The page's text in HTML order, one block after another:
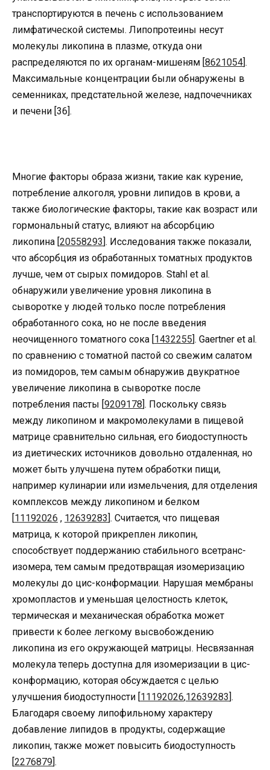
транспортируются в печень с использованием
лимфатической системы. Липопротеины несут
молекулы ликопина в плазме, откуда они
распределяются по их органам-мишеням [ 8621054 ].
Максимальные концентрации были обнаружены в
семенниках, предстательной железе, надпочечниках
и печени [36].
Многие факторы образа жизни, такие как курение,
потребление алкоголя, уровни липидов в крови, а
также биологические факторы, такие как возраст или
гормональный статус, влияют на абсорбцию
ликопина [20558293]. Исследования также показали,
что абсорбция из обработанных томатных продуктов
лучше, чем от сырых помидоров. Stahl et al.
обнаружили увеличение уровня ликопина в
сыворотке у людей только после потребления
обработанного сока, но не после введения
неочищенного томатного сока [1432255]. Gaertner et al.
по сравнению с томатной пастой со свежим салатом
из помидоров, тем самым обнаружив двукратное
увеличение ликопина в сыворотке после
потребления пасты [9209178]. Поскольку связь
между ликопином и макромолекулами в пищевой
матрице сравнительно сильная, его биодоступность
из диетических источников довольно отдаленная, но
может быть улучшена путем обработки пищи,
например кулинарии или измельчения, для отделения
комплексов между ликопином и белком
[11192026 , 12639283]. Считается, что пищевая
матрица, к которой прикреплен ликопин,
способствует поддержанию стабильного всетранс-
изомера, тем самым предотвращая изомеризацию
молекулы до цис-конформации. Нарушая мембраны
хромопластов и уменьшая целостность клеток,
термическая и механическая обработка может
привести к более легкому высвобождению
ликопина из его окружающей матрицы. Несвязанная
молекула теперь доступна для изомеризации в цис-
конформацию, которая обсуждается с целью
улучшения биодоступности [11192026,12639283].
Благодаря своему липофильному характеру
добавление липидов в продукты, содержащие
ликопин, также может повысить биодоступность
[2276879].